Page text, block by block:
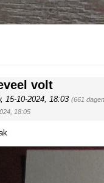
volt
, 15-10-2024, 18:03 (661
18:05